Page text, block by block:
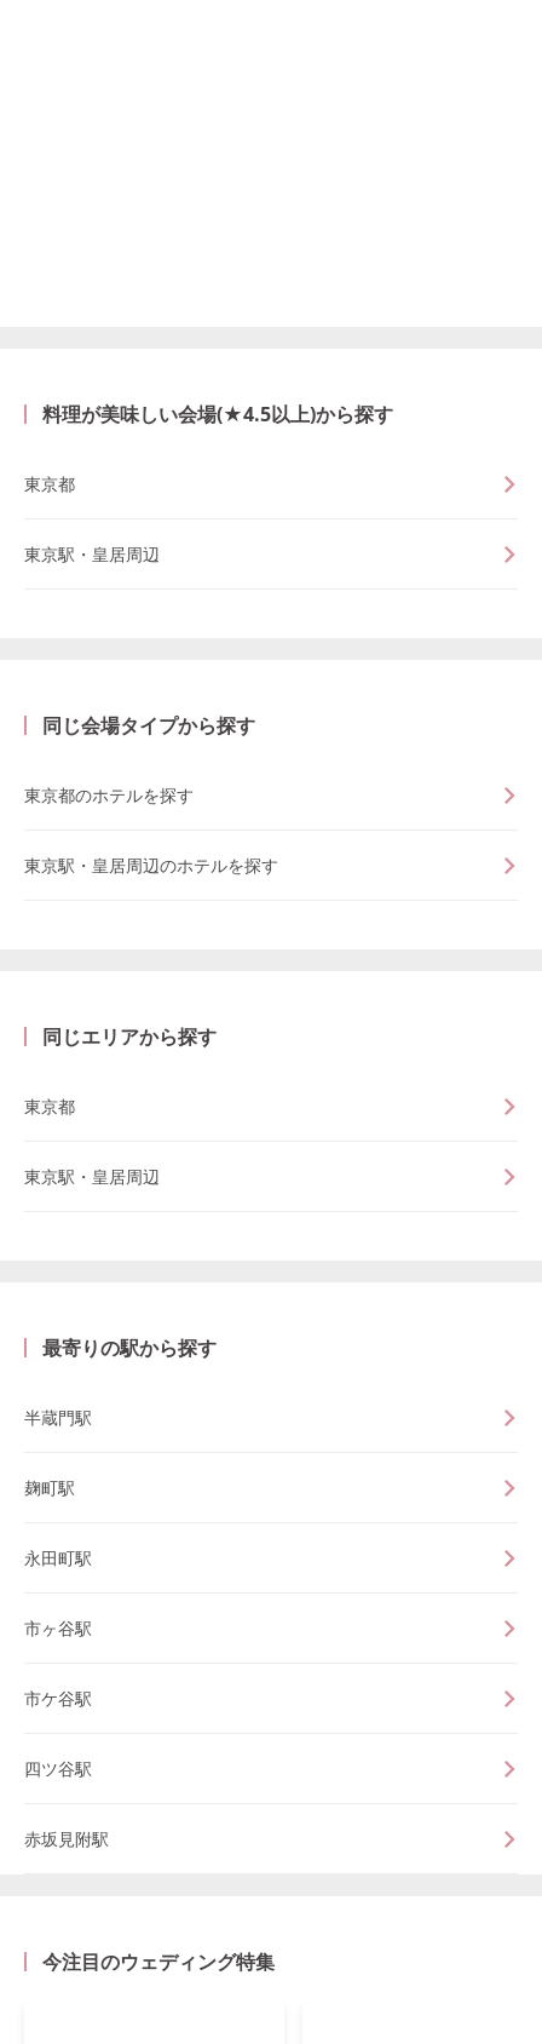
料理が美味しい会場(★4.5以上)から探す
東京都
東京駅・皇居周辺
同じ会場タイプから探す
東京都のホテルを探す
東京駅・皇居周辺のホテルを探す
同じエリアから探す
東京都
東京駅・皇居周辺
最寄りの駅から探す
半蔵門駅
麹町駅
永田町駅
市ヶ谷駅
市ケ谷駅
四ツ谷駅
赤坂見附駅
今注目のウェディング特集